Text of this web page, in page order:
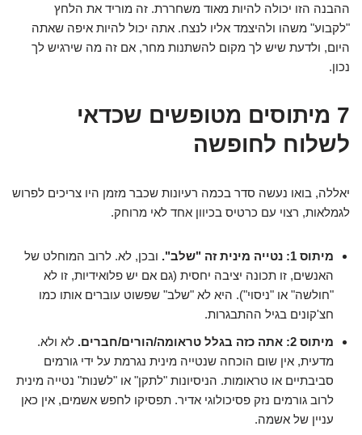
ההבנה הזו יכולה להיות מאוד משחררת. זה מוריד את הלחץ
"לקבוע" משהו ולהיצמד אליו לנצח. אתה יכול להיות איפה שאתה
היום, ולדעת שיש לך מקום להשתנות מחר, אם זה מה שירגיש לך
נכון.
7 מיתוסים מטופשים שכדאי
לשלוח לחופשה
יאללה, בואו נעשה סדר בכמה רעיונות שכבר מזמן היו צריכים לפרוש
לגמלאות, רצוי עם כרטיס בכיוון אחד לאי מרוחק.
מיתוס 1: נטייה מינית זה "שלב".
ובכן, לא. לרוב המוחלט של
האנשים, זו תכונה יציבה יחסית (גם אם יש פלואידיות, זו לא
"חולשה" או "ניסוי"). היא לא "שלב" שפשוט עוברים אותו כמו
חצ'קונים בגיל ההתבגרות.
מיתוס 2: אתה כזה בגלל טראומה/הורים/חברים.
לא ולא.
מדעית, אין שום הוכחה שנטייה מינית נגרמת על ידי גורמים
סביבתיים או טראומות. הניסיונות "לתקן" או "לשנות" נטייה מינית
לרוב גורמים נזק פסיכולוגי אדיר. תפסיקו לחפש אשמים, אין כאן
עניין של אשמה.